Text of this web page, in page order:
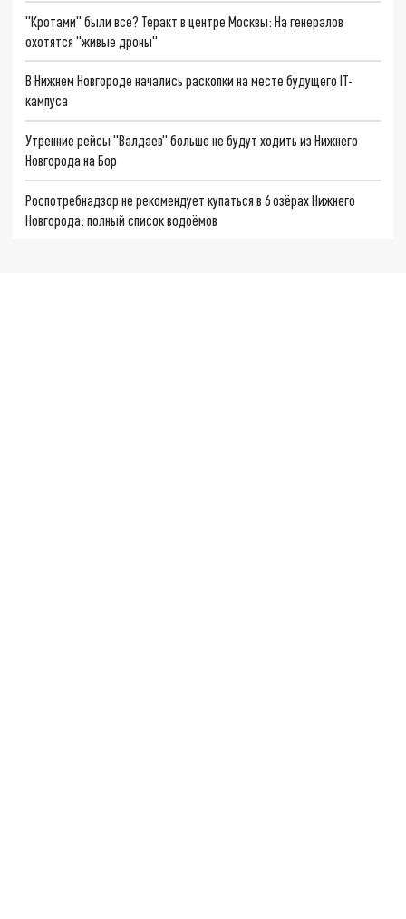
"Кротами" были все? Теракт в центре Москвы: На генералов
охотятся "живые дроны"
В Нижнем Новгороде начались раскопки на месте будущего IT-
кампуса
Утренние рейсы "Валдаев" больше не будут ходить из Нижнего
Новгорода на Бор
Роспотребнадзор не рекомендует купаться в 6 озёрах Нижнего
Новгорода: полный список водоёмов